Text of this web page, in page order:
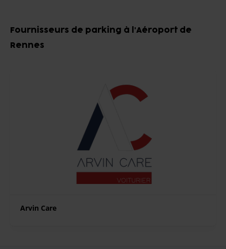
of
Fournisseurs de parking à l'Aéroport de
Rennes
Arvin Care